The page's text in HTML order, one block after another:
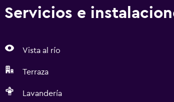
Servicios e
Vista al río
Terraza
Lavandería